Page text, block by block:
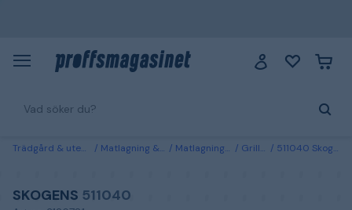
Trädgård & utemiljö Matlagning & grillar Matlagningsredskap Grilltillbehör 511040 Skogens Skorstenständare
SKOGENS 511040